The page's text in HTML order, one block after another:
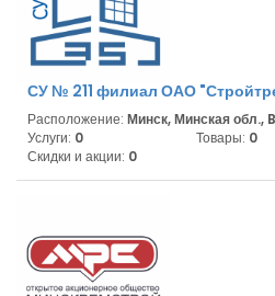
СУ № 211 филиал ОАО
Расположение: Минск, Минская обл.,
Услуги: 0 Товары: 0
Скидки и акции: 0